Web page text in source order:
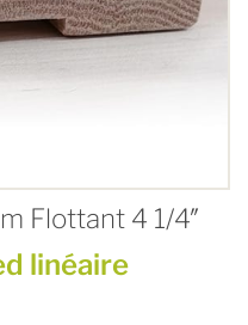
Flottant 4 1/4″
linéaire